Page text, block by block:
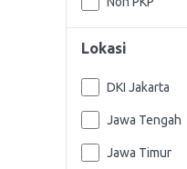
Lokasi
DKI Jakarta
Jawa Tengah
Jawa Timur